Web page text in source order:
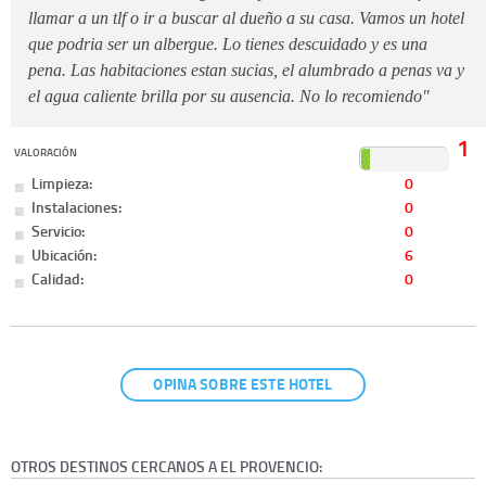
llamar a un tlf o ir a buscar al dueño a su casa. Vamos un hotel
que podria ser un albergue. Lo tienes descuidado y es una
pena. Las habitaciones estan sucias, el alumbrado a penas va y
el agua caliente brilla por su ausencia. No lo recomiendo"
VALORACIÓN 1
Limpieza:
0
Instalaciones:
0
Servicio:
0
Ubicación:
6
Calidad:
0
OPINA SOBRE ESTE HOTEL
OTROS DESTINOS CERCANOS A EL PROVENCIO: